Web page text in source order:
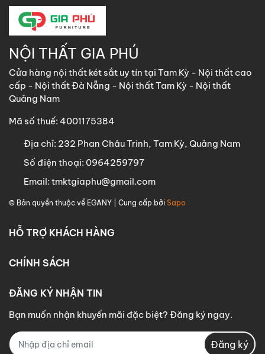
NỘI THẤT GIA PHÚ
Cửa hàng nội thất két sắt uy tín tại Tam Kỳ - Nội thất cao
cấp - Nội thất Đà Nẵng - Nội thất Tam Kỳ - Nội thất
Quảng Nam
Mã số thuế: 4001175384
Địa chỉ: 232 Phan Châu Trinh, Tam Kỳ, Quảng Nam
Số điện thoại: 0964259797
Email: tmktgiaphu@gmail.com
© Bản quyền thuộc về EGANY | Cung cấp bởi Sapo
HỖ TRỢ KHÁCH HÀNG
CHÍNH SÁCH
ĐĂNG KÝ NHẬN TIN
Bạn muốn nhận khuyến mãi đặc biệt? Đăng ký ngay.
Đăng ký